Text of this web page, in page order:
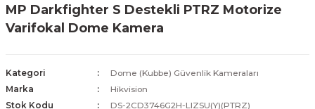
ve Bağlantı Kabloları
Kamera Lisansları
Fi) ve Access Point Ürünleri
Antivirüs Yazılımları
Kurtarma
Merkezi Altyapısı
MP Darkfighter S Destekli PTRZ Motorize
Varifokal Dome Kamera
Kategori
Dome (Kubbe) Güvenlik Kameraları
Marka
Hikvision
Stok Kodu
DS-2CD3746G2H-LIZSU(Y)(PTRZ)